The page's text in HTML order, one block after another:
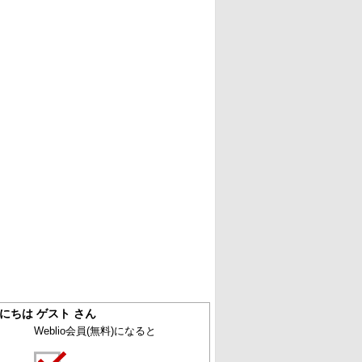
ちは ゲスト さん
Weblio会員(無料)になると